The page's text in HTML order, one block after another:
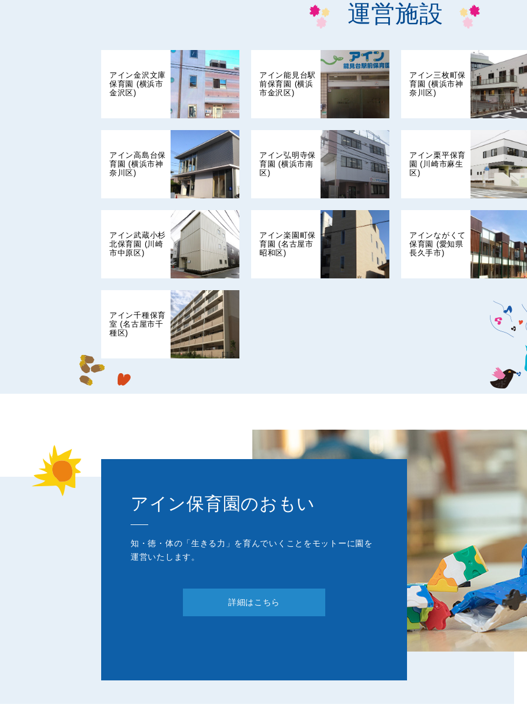
運営施設
アイン金沢文庫
保育園 (横浜市
金沢区)
アイン能見台駅
前保育園 (横浜
市金沢区)
アイン三枚町保
育園 (横浜市神
奈川区)
アイン高島台保
育園 (横浜市神
奈川区)
アイン弘明寺保
育園 (横浜市南
区)
アイン栗平保育
園 (川崎市麻生
区)
アイン武蔵小杉
北保育園 (川崎
市中原区)
アイン楽園町保
育園 (名古屋市
昭和区)
アインながくて
保育園 (愛知県
長久手市)
アイン千種保育
室 (名古屋市千
種区)
アイン保育園のおもい
知・徳・体の「生きる力」を育んでいくことをモットーに園を
運営いたします。
詳細はこちら